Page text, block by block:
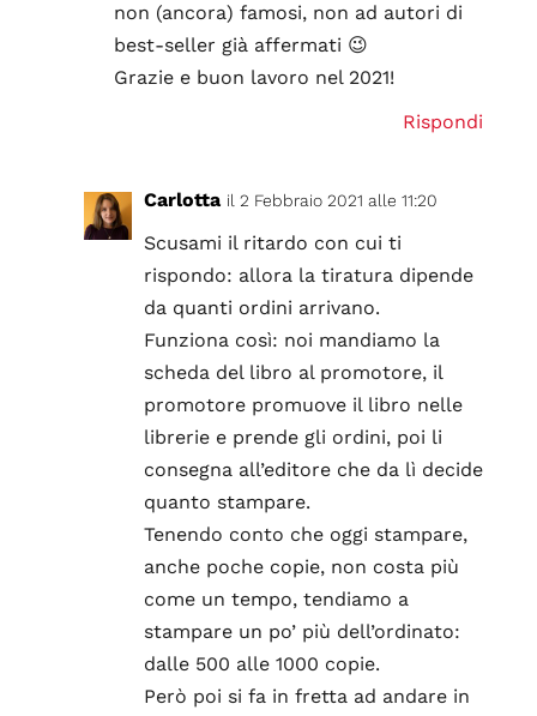
non (ancora) famosi, non ad autori di
best-seller già affermati 😉
Grazie e buon lavoro nel 2021!
Rispondi
Carlotta il 2 Febbraio 2021 alle 11:20
Scusami il ritardo con cui ti
rispondo: allora la tiratura dipende
da quanti ordini arrivano.
Funziona così: noi mandiamo la
scheda del libro al promotore, il
promotore promuove il libro nelle
librerie e prende gli ordini, poi li
consegna all’editore che da lì decide
quanto stampare.
Tenendo conto che oggi stampare,
anche poche copie, non costa più
come un tempo, tendiamo a
stampare un po’ più dell’ordinato:
dalle 500 alle 1000 copie.
Però poi si fa in fretta ad andare in